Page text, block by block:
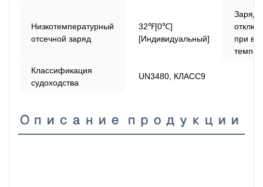
Низкотемпературный
отсечной заряд
32℉[0℃]
[Индивидуальный]
Заряд
при
Классификация
судоходства
UN3480, КЛАСС9
Описание продукции